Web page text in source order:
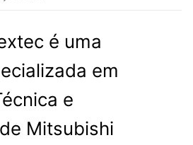
é uma
em
e
Mitsubishi